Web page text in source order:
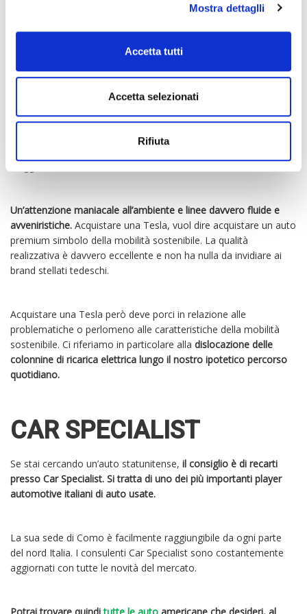
Mostra dettaglli
Accetta tutti
Accetta selezionati
Rifiuta
Il brand automotive statunitense più recente è sicuramente
quello che strizza l’occhio alla mobilità sostenibile.
parte di General Motors di ritirare l’EV1 nel 2003.
Alcuni ingegneri, insieme al miliardarioElon Musk,decisero
quindi di fondare questa eccezionale azienda.
d’oggi.
Un’attenzione maniacale all’ambiente e linee davvero fluide e
avveniristiche. Acquistare una Tesla, vuol dire acquistare un auto
premium simbolo della mobilità sostenibile. La qualità
realizzativa è davvero eccellente e non ha nulla da invidiare ai
brand stellati tedeschi.
Acquistare una Tesla però deve porci in relazione alle
problematiche o perlomeno alle caratteristiche della mobilità
sostenibile. Ci riferiamo in particolare alla dislocazione delle
colonnine di ricarica elettrica lungo il nostro ipotetico percorso
quotidiano.
CAR SPECIALIST
Se stai cercando un’auto statunitense, il consiglio è di recarti
presso Car Specialist. Si tratta di uno dei più importanti player
automotive italiani di auto usate.
La sua sede di Como è facilmente raggiungibile da ogni parte
del nord Italia. I consulenti Car Specialist sono costantemente
aggiornati con tutte le novità del mercato.